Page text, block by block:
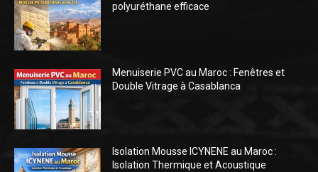
polyuréthane efficace
Menuiserie PVC au Maroc : Fenêtres et
Double Vitrage à Casablanca
Isolation Mousse ICYNENE au Maroc :
Isolation Thermique et Acoustique